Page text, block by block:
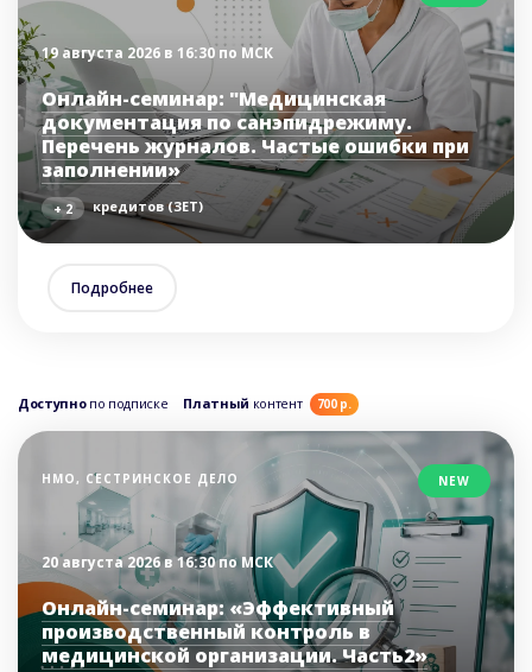
19 августа 2026 в 16:30 по МСК
Онлайн-семинар: "Медицинская
документация по санэпидрежиму.
Перечень журналов. Частые ошибки при
заполнении»
+ 2 кредитов (ЗЕТ)
Подробнее
Доступнопо подписке Платный контент 700 р.
НМО, СЕСТРИНСКОЕ ДЕЛО NEW
20 августа 2026 в 16:30 по МСК
Онлайн-семинар: «Эффективный
производственный контроль в
медицинской организации. Часть2»